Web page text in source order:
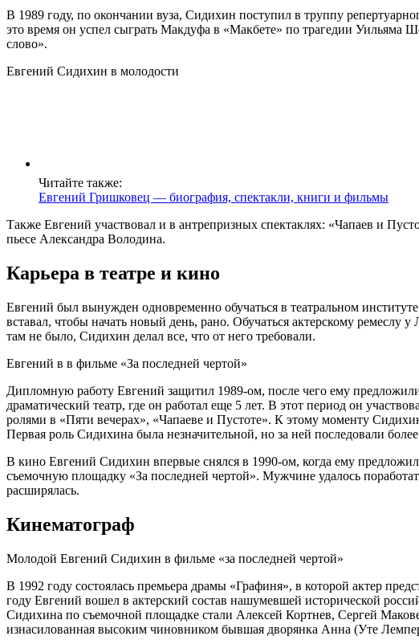
В 1989 году, по окончании вуза, Сидихин поступил в труппу
это время он успел сыграть Макдуфа в «Макбете» по трагедии Уильяма
слово».
Евгений Сидихин в молодости
Читайте также:
Евгений Гришковец — биография, спектакли, книги и фильмы
Также Евгений участвовал и в антрепризных спектаклях: «Чапаев и
пьесе Александра Володина.
Карьера в театре и кино
Евгений был вынужден одновременно обучаться в театральном
вставал, чтобы начать новый день, рано. Обучаться актерскому ремеслу
там не было, Сидихин делал все, что от него требовали.
Евгений в в фильме «За последней чертой»
Дипломную работу Евгений защитил 1989-ом, после чего ему
драматический театр, где он работал еще 5 лет. В этот период он
ролями в «Пяти вечерах», «Чапаеве и Пустоте». К этому моменту
Первая роль Сидихина была незначительной, но за ней последовали
В кино Евгений Сидихин впервые снялся в 1990-ом, когда ему
съемочную площадку «За последней чертой». Мужчине удалось
расширялась.
Кинематограф
Молодой Евгений Сидихин в фильме «за последней чертой»
В 1992 году состоялась премьера драмы «Графиня», в которой актер
году Евгений вошел в актерский состав нашумевшей исторической
Сидихина по съемочной площадке стали Алексей Кортнев, Сергей
изнасилованная высоким чиновником бывшая дворянка Анна (Уте